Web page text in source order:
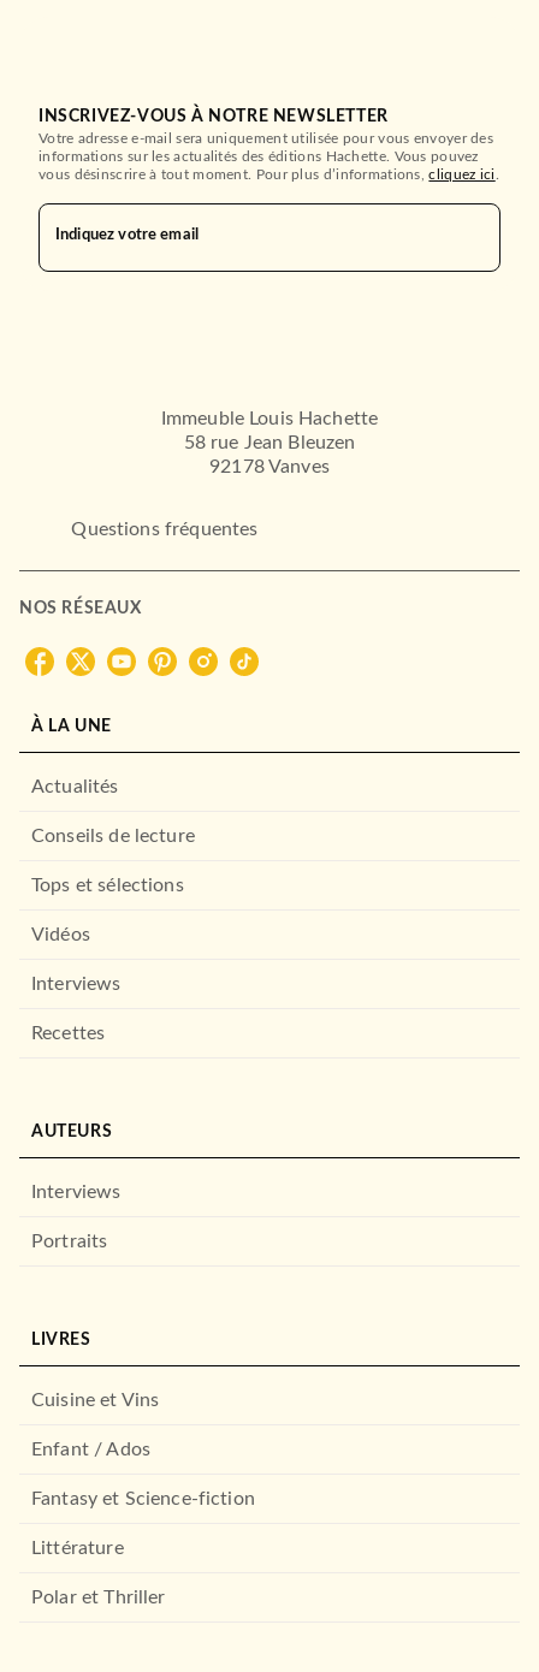
INSCRIVEZ-VOUS À NOTRE NEWSLETTER
Votre adresse e-mail sera uniquement utilisée pour vous envoyer des
informations sur les actualités des éditions Hachette. Vous pouvez
vous désinscrire à tout moment. Pour plus d’informations,cliquez ici
Indiquez votre email
Immeuble Louis Hachette
58 rue Jean Bleuzen
92178 Vanves
Questions fréquentes
NOS RÉSEAUX
À LA UNE
Actualités
Conseils de lecture
Tops et sélections
Vidéos
Interviews
Recettes
AUTEURS
Interviews
Portraits
LIVRES
Cuisine et Vins
Enfant / Ados
Fantasy et Science-fiction
Littérature
Polar et Thriller